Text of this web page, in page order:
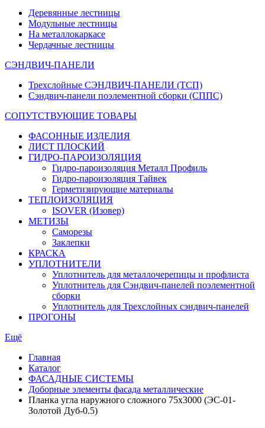
Деревянные лестницы
Модульные лестницы
На металлокаркасе
Чердачные лестницы
СЭНДВИЧ-ПАНЕЛИ
Трехслойные СЭНДВИЧ-ПАНЕЛИ (ТСП)
Сэндвич-панели поэлементной сборки (СППС)
СОПУТСТВУЮЩИЕ ТОВАРЫ
ФАСОННЫЕ ИЗДЕЛИЯ
ЛИСТ ПЛОСКИЙ
ГИДРО-ПАРОИЗОЛЯЦИЯ
Гидро-пароизоляция Металл Профиль
Гидро-пароизоляция Тайвек
Герметизирующие материалы
ТЕПЛОИЗОЛЯЦИЯ
ISOVER (Изовер)
МЕТИЗЫ
Саморезы
Заклепки
КРАСКА
УПЛОТНИТЕЛИ
Уплотнитель для металлочерепицы и профлиста
Уплотнитель для Сэндвич-панелей поэлементной
сборки
Уплотнитель для Трехслойных сэндвич-панелей
ПРОГОНЫ
Ещё
Главная
Каталог
ФАСАДНЫЕ СИСТЕМЫ
Доборные элементы фасада металлические
Планка угла наружного сложного 75х3000 (ЭС-01-
Золотой Дуб-0.5)